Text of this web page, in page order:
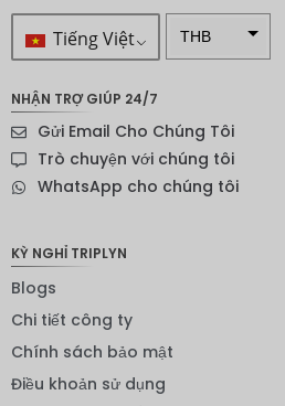
Tiếng Việt THB
Đô la
New
Zealand
NHẬN TRỢ GIÚP 24/7
Gửi Email Cho Chúng Tôi
Trò chuyện với chúng tôi
WhatsApp cho chúng tôi
KỲ NGHỈ TRIPLYN
Blogs
Chi tiết công ty
Chính sách bảo mật
Điều khoản sử dụng